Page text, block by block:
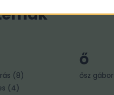
(8)
(4)
Ő
ősz gábor